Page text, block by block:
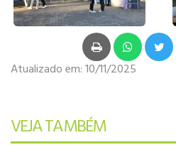
Atualizado em:10/11/2025
VEJA TAMBÉM